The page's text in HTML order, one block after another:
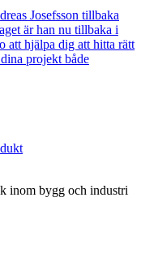
Josefsson tillbaka
är han nu tillbaka i
att hjälpa dig att hitta rätt
projekt både